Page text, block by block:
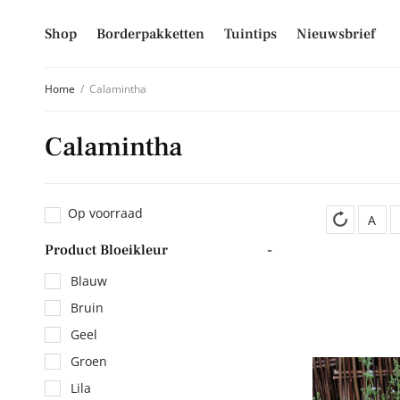
Shop Borderpakketten Tuintips Nieuwsbrief
Home / Calamintha
Calamintha
Op voorraad
Product Bloeikleur -
Blauw
Bruin
Geel
Groen
Lila
A
hoogte van alle